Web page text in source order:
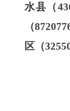
水县（
（
区 （32